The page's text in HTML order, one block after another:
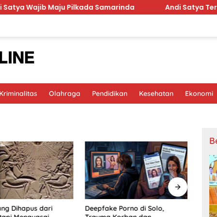
Maju Pilkada Samarinda Andi Satya Terima
Olahraga Pendidikan Kesehatan Ekonomi
Dihapus dari
Deepfake Porno di Solo,